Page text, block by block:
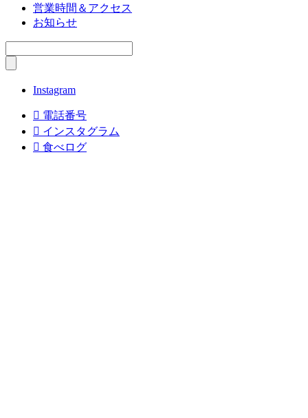
営業時間＆アクセス
お知らせ
Instagram
 電話番号
 インスタグラム
 食べログ